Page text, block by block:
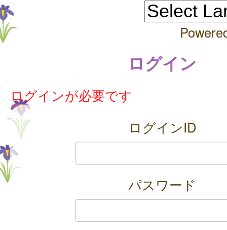
ログイン
ログインが必要です
ログインID
パスワード